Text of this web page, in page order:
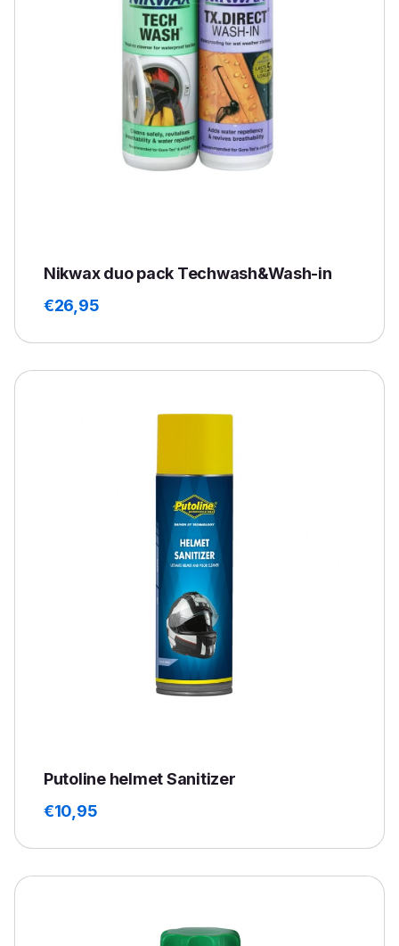
Nikwax duo pack Techwash&Wash-in
€26,95
Putoline helmet Sanitizer
€10,95